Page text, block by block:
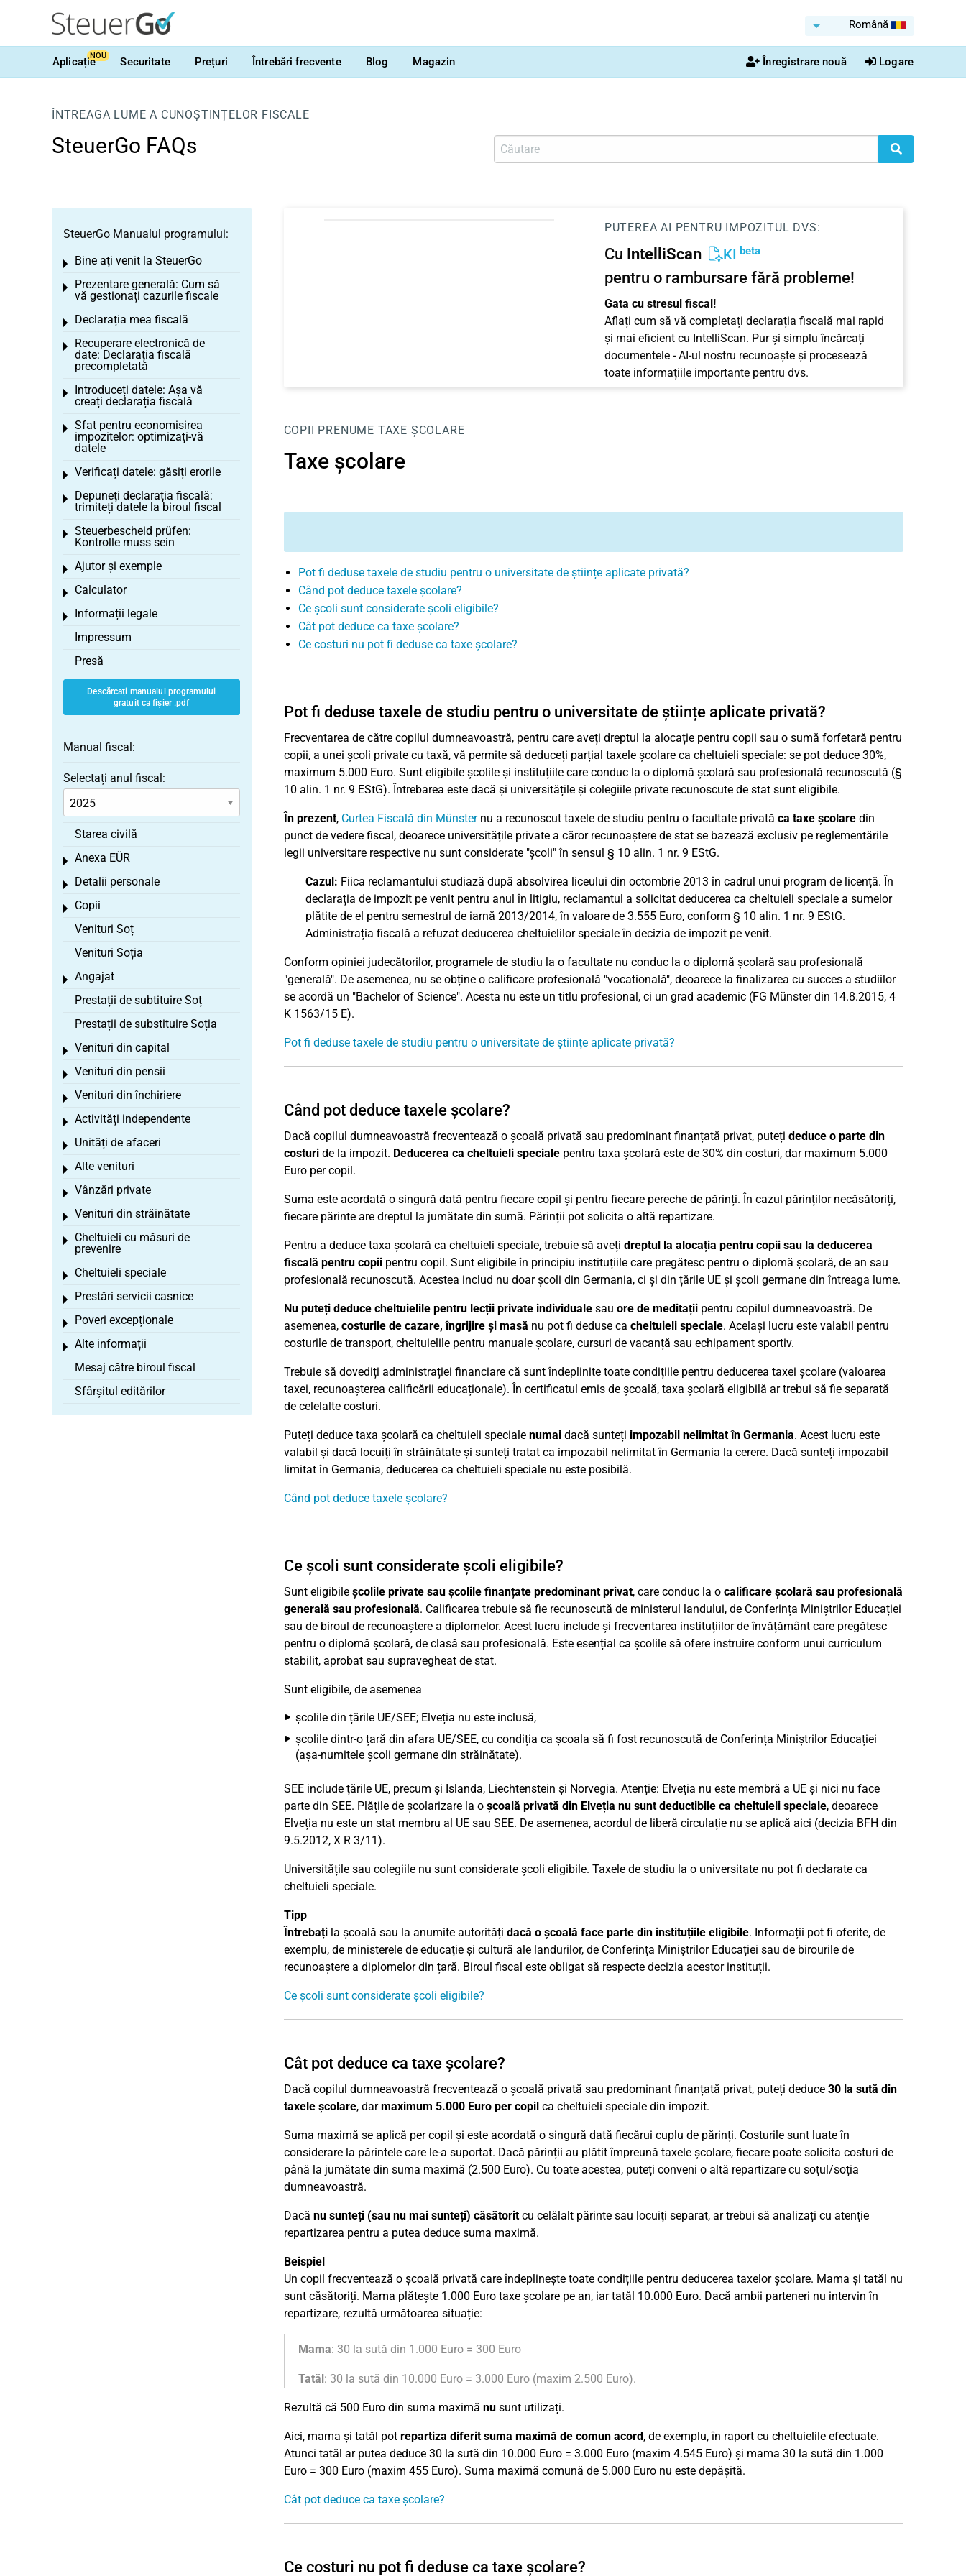
Română
AplicațieNOU Securitate Prețuri Întrebări frecvente Blog Magazin Înregistrare nouă Logare
ÎNTREAGA LUME A CUNOȘTINȚELOR FISCALE
SteuerGo FAQs
PUTEREA AI PENTRU IMPOZITUL DVS:
Cu IntelliScan KI beta
pentru o rambursare fără probleme!
Gata cu stresul fiscal!
Aflați cum să vă completați declarația fiscală mai rapid
și mai eficient cu IntelliScan. Pur și simplu încărcați
documentele - AI-ul nostru recunoaște și procesează
toate informațiile importante pentru dvs.
COPII PRENUME TAXE ȘCOLARE
Taxe școlare
Pot fi deduse taxele de studiu pentru o universitate de științe aplicate privată?
Când pot deduce taxele școlare?
Ce școli sunt considerate școli eligibile?
Cât pot deduce ca taxe școlare?
Ce costuri nu pot fi deduse ca taxe școlare?
Pot fi deduse taxele de studiu pentru o universitate de științe aplicate privată?
Frecventarea de către copilul dumneavoastră, pentru care aveți dreptul la alocație pentru copii sau o sumă forfetară pentru
copii, a unei școli private cu taxă, vă permite să deduceți parțial taxele școlare ca cheltuieli speciale: se pot deduce 30%,
maximum 5.000 Euro. Sunt eligibile școlile și instituțiile care conduc la o diplomă școlară sau profesională recunoscută (§
10 alin. 1 nr. 9 EStG). Întrebarea este dacă și universitățile și colegiile private recunoscute de stat sunt eligibile.
În prezent, Curtea Fiscală din Münsternu a recunoscut taxele de studiu pentru o facultate privată ca taxe școlaredin
punct de vedere fiscal, deoarece universitățile private a căror recunoaștere de stat se bazează exclusiv pe reglementările
legii universitare respective nu sunt considerate "școli" în sensul § 10 alin. 1 nr. 9 EStG.
Cazul: Fiica reclamantului studiază după absolvirea liceului din octombrie 2013 în cadrul unui program de licență. În
declarația de impozit pe venit pentru anul în litigiu, reclamantul a solicitat deducerea ca cheltuieli speciale a sumelor
plătite de el pentru semestrul de iarnă 2013/2014, în valoare de 3.555 Euro, conform § 10 alin. 1 nr. 9 EStG.
Administrația fiscală a refuzat deducerea cheltuielilor speciale în decizia de impozit pe venit.
Conform opiniei judecătorilor, programele de studiu la o facultate nu conduc la o diplomă școlară sau profesională
"generală". De asemenea, nu se obține o calificare profesională "vocatională", deoarece la finalizarea cu succes a studiilor
se acordă un "Bachelor of Science". Acesta nu este un titlu profesional, ci un grad academic (FG Münster din 14.8.2015, 4
K 1563/15 E).
Pot fi deduse taxele de studiu pentru o universitate de științe aplicate privată?
Când pot deduce taxele școlare?
Dacă copilul dumneavoastră frecventează o școală privată sau predominant finanțată privat, puteți deduce o parte din
costuride la impozit. Deducerea ca cheltuieli specialepentru taxa școlară este de 30% din costuri, dar maximum 5.000
Euro per copil.
Suma este acordată o singură dată pentru fiecare copil și pentru fiecare pereche de părinți. În cazul părinților necăsătoriți,
fiecare părinte are dreptul la jumătate din sumă. Părinții pot solicita o altă repartizare.
Pentru a deduce taxa școlară ca cheltuieli speciale, trebuie să aveți dreptul la alocația pentru copii sau la deducerea
fiscală pentru copiipentru copil. Sunt eligibile în principiu instituțiile care pregătesc pentru o diplomă școlară, de an sau
profesională recunoscută. Acestea includ nu doar școli din Germania, ci și din țările UE și școli germane din întreaga lume.
Nu puteți deduce cheltuielile pentru lecții private individualesau ore de meditațiipentru copilul dumneavoastră. De
asemenea, costurile de cazare, îngrijire și masă nu pot fi deduse ca cheltuieli speciale. Același lucru este valabil pentru
costurile de transport, cheltuielile pentru manuale școlare, cursuri de vacanță sau echipament sportiv.
Trebuie să dovediți administrației financiare că sunt îndeplinite toate condițiile pentru deducerea taxei școlare (valoarea
taxei, recunoașterea calificării educaționale). În certificatul emis de școală, taxa școlară eligibilă ar trebui să fie separată
de celelalte costuri.
Puteți deduce taxa școlară ca cheltuieli speciale numaidacă sunteți impozabil nelimitat în Germania. Acest lucru este
valabil și dacă locuiți în străinătate și sunteți tratat ca impozabil nelimitat în Germania la cerere. Dacă sunteți impozabil
limitat în Germania, deducerea ca cheltuieli speciale nu este posibilă.
Când pot deduce taxele școlare?
Ce școli sunt considerate școli eligibile?
Sunt eligibile școlile private sau școlile finanțate predominant privat, care conduc la o calificare școlară sau profesională
generală sau profesională. Calificarea trebuie să fie recunoscută de ministerul landului, de Conferința Miniștrilor Educației
sau de biroul de recunoaștere a diplomelor. Acest lucru include și frecventarea instituțiilor de învățământ care pregătesc
pentru o diplomă școlară, de clasă sau profesională. Este esențial ca școlile să ofere instruire conform unui curriculum
stabilit, aprobat sau supravegheat de stat.
Sunt eligibile, de asemenea
școlile din țările UE/SEE; Elveția nu este inclusă,
școlile dintr-o țară din afara UE/SEE, cu condiția ca școala să fi fost recunoscută de Conferința Miniștrilor Educației
(așa-numitele școli germane din străinătate).
SEE include țările UE, precum și Islanda, Liechtenstein și Norvegia. Atenție: Elveția nu este membră a UE și nici nu face
parte din SEE. Plățile de școlarizare la o școală privată din Elveția nu sunt deductibile ca cheltuieli speciale, deoarece
Elveția nu este un stat membru al UE sau SEE. De asemenea, acordul de liberă circulație nu se aplică aici (decizia BFH din
9.5.2012, X R 3/11).
Universitățile sau colegiile nu sunt considerate școli eligibile. Taxele de studiu la o universitate nu pot fi declarate ca
cheltuieli speciale.
Tipp
Întrebațila școală sau la anumite autorități dacă o școală face parte din instituțiile eligibile. Informații pot fi oferite, de
exemplu, de ministerele de educație și cultură ale landurilor, de Conferința Miniștrilor Educației sau de birourile de
recunoaștere a diplomelor din țară. Biroul fiscal este obligat să respecte decizia acestor instituții.
Ce școli sunt considerate școli eligibile?
Cât pot deduce ca taxe școlare?
Dacă copilul dumneavoastră frecventează o școală privată sau predominant finanțată privat, puteți deduce 30 la sută din
taxele școlare, darmaximum 5.000 Euro per copilca cheltuieli speciale din impozit.
Suma maximă se aplică per copil și este acordată o singură dată fiecărui cuplu de părinți. Costurile sunt luate în
considerare la părintele care le-a suportat. Dacă părinții au plătit împreună taxele școlare, fiecare poate solicita costuri de
până la jumătate din suma maximă (2.500 Euro). Cu toate acestea, puteți conveni o altă repartizare cu soțul/soția
dumneavoastră.
Dacă nu sunteți (sau nu mai sunteți) căsătoritcu celălalt părinte sau locuiți separat, ar trebui să analizați cu atenție
repartizarea pentru a putea deduce suma maximă.
Beispiel
Un copil frecventează o școală privată care îndeplinește toate condițiile pentru deducerea taxelor școlare. Mama și tatăl nu
sunt căsătoriți. Mama plătește 1.000 Euro taxe școlare pe an, iar tatăl 10.000 Euro. Dacă ambii parteneri nu intervin în
repartizare, rezultă următoarea situație:
Mama: 30 la sută din 1.000 Euro = 300 Euro
Tatăl: 30 la sută din 10.000 Euro = 3.000 Euro (maxim 2.500 Euro).
Rezultă că 500 Euro din suma maximă nusunt utilizați.
Aici, mama și tatăl pot repartiza diferit suma maximă de comun acord, de exemplu, în raport cu cheltuielile efectuate.
Atunci tatăl ar putea deduce 30 la sută din 10.000 Euro = 3.000 Euro (maxim 4.545 Euro) și mama 30 la sută din 1.000
Euro = 300 Euro (maxim 455 Euro). Suma maximă comună de 5.000 Euro nu este depășită.
Cât pot deduce ca taxe școlare?
Ce costuri nu pot fi deduse ca taxe școlare?
SteuerGo Manualul programului:
Bine ați venit la SteuerGo
Toggle menu
Prezentare generală: Cum să
vă gestionați cazurile fiscale
Toggle menu
Declarația mea fiscală
Toggle menu
Recuperare electronică de
date: Declarația fiscală
precompletată
Toggle menu
Introduceți datele: Așa vă
creați declarația fiscală
Toggle menu
Sfat pentru economisirea
impozitelor: optimizați-vă
datele
Toggle menu
Verificați datele: găsiți erorile
Toggle menu
Depuneți declarația fiscală:
trimiteți datele la biroul fiscal
Toggle menu
Steuerbescheid prüfen:
Kontrolle muss sein
Toggle menu
Ajutor și exemple
Toggle menu
Calculator
Toggle menu
Informații legale
Toggle menu
Impressum
Presă
Descărcați manualul programului
gratuit ca fișier .pdf
Manual fiscal:
Selectați anul fiscal:
Starea civilă
Anexa EÜR
Toggle menu
Detalii personale
Toggle menu
Copii
Toggle menu
Venituri Soț
Venituri Soția
Angajat
Toggle menu
Prestații de subtituire Soț
Prestații de substituire Soția
Venituri din capital
Toggle menu
Venituri din pensii
Toggle menu
Venituri din închiriere
Toggle menu
Activități independente
Toggle menu
Unități de afaceri
Toggle menu
Alte venituri
Toggle menu
Vânzări private
Toggle menu
Venituri din străinătate
Toggle menu
Cheltuieli cu măsuri de
prevenire
Toggle menu
Cheltuieli speciale
Toggle menu
Prestări servicii casnice
Toggle menu
Poveri excepționale
Toggle menu
Alte informații
Toggle menu
Mesaj către biroul fiscal
Sfârșitul editărilor